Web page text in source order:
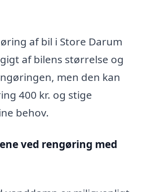
af bil i Store Darum
af bilens størrelse og
men den kan
400 kr. og stige
behov.
ved rengøring med